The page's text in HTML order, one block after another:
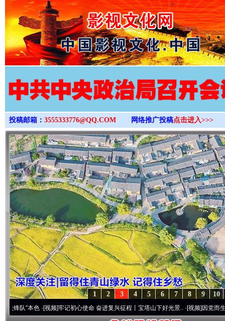
>
投稿邮箱： 3555333776@QQ.COM 网络推广投稿点击进入>>>
10
9
8
7
6
5
4
3
2
1
本色·[视频]牢记初心使命 奋进复兴征程丨宝塔山下好光景..·[视频]因党而生 为党而